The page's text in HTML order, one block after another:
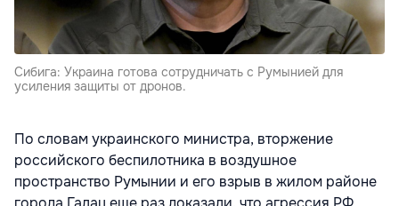
Сибига: Украина готова сотрудничать с Румынией для
усиления защиты от дронов.
По словам украинского министра, вторжение
российского беспилотника в воздушное
пространство Румынии и его взрыв в жилом районе